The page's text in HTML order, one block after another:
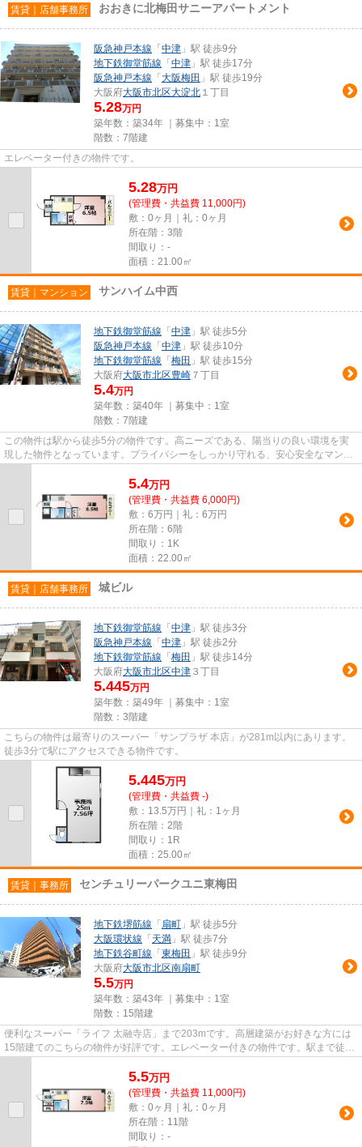
賃貸｜店舗事務所 おおきに北梅田サニーアパートメント
阪急神戸本線 「 中津 」駅 徒歩9分
地下鉄御堂筋線 「 中津 」駅 徒歩17分
阪急神戸本線 「 大阪梅田 」駅 徒歩19分
大阪府大阪市北区大淀北 １丁目
5.28万円
築年数：築34年 ｜募集中： 1室
階数：7階建
エレベーター付きの物件です。
5.28万円
(管理費・共益費 11,000円)
敷：0ヶ月｜礼：0ヶ月
所在階：3階
間取り：-
面積：21.00㎡
賃貸｜マンション サンハイム中西
地下鉄御堂筋線 「 中津 」駅 徒歩5分
阪急神戸本線 「 中津 」駅 徒歩10分
地下鉄御堂筋線 「 梅田 」駅 徒歩15分
大阪府大阪市北区豊崎 ７丁目
5.4万円
築年数：築40年 ｜募集中： 1室
階数：7階建
この物件は駅から徒歩5分の物件です。高ニーズである、陽当りの良い環境を実
現した物件となっています。プライバシーをしっかり守れる、安心安全なマンシ
5.4万円
(管理費・共益費 6,000円)
敷：6万円｜礼：6万円
所在階：6階
間取り：1K
面積：22.00㎡
賃貸｜店舗事務所 城ビル
地下鉄御堂筋線 「 中津 」駅 徒歩3分
阪急神戸本線 「 中津 」駅 徒歩2分
地下鉄御堂筋線 「 梅田 」駅 徒歩14分
大阪府大阪市北区中津 ３丁目
5.445万円
築年数：築49年 ｜募集中： 1室
階数：3階建
こちらの物件は最寄りのスーパー「サンプラザ 本店」が281m以内にあります。
徒歩3分で駅にアクセスできる物件です。
5.445万円
(管理費・共益費 -)
敷：13.5万円｜礼：1ヶ月
所在階：2階
間取り：1R
面積：25.00㎡
賃貸｜事務所 センチュリーパークユニ東梅田
地下鉄堺筋線 「 扇町 」駅 徒歩5分
大阪環状線 「 天満 」駅 徒歩7分
地下鉄谷町線 「 東梅田 」駅 徒歩9分
大阪府大阪市北区南扇町
5.5万円
築年数：築43年 ｜募集中： 1室
階数：15階建
便利なスーパー「ライフ 太融寺店」まで203mです。高層建築がお好きな方には
15階建てのこちらの物件が好評です。エレベーター付きの物件です。駅まで徒歩
5.5万円
(管理費・共益費 11,000円)
敷：0ヶ月｜礼：0ヶ月
所在階：11階
間取り：-